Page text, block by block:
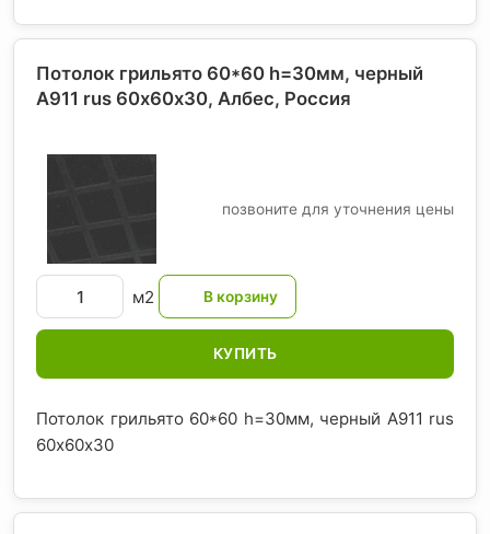
Потолок грильято 60*60 h=30мм, черный
A911 rus 60х60х30, Албес, Россия
позвоните для уточнения цены
м2
КУПИТЬ
Потолок грильято 60*60 h=30мм, черный A911 rus
60х60х30